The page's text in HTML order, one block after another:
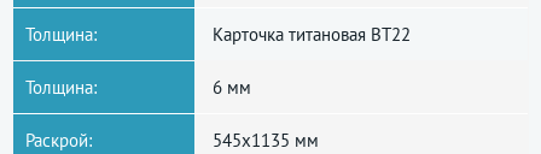
Толщина: Карточка титановая ВТ22
Толщина: 6 мм
Раскрой: 545x1135 мм